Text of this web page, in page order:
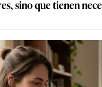
sino que tienen